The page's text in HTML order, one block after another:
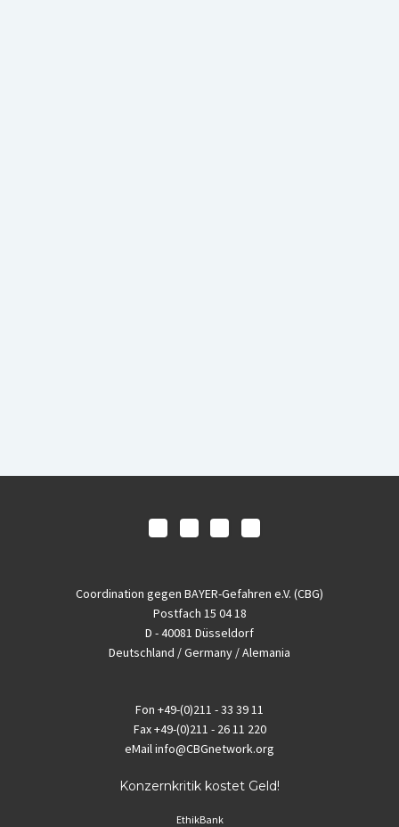
Coordination gegen BAYER-Gefahren e.V. (CBG)
Postfach 15 04 18
D - 40081 Düsseldorf
Deutschland / Germany / Alemania
Fon +49-(0)211 - 33 39 11
Fax+49-(0)211 - 26 11 220
eMailinfo@CBGnetwork.org
Konzernkritik kostet Geld!
EthikBank